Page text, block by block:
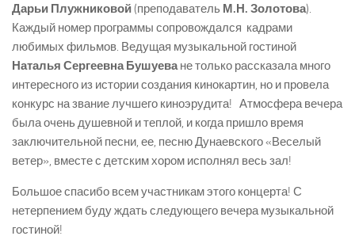
Дарьи Плужниковой(преподаватель М.Н. Золотова).
Каждый номер программы сопровождался кадрами
любимых фильмов. Ведущая музыкальной гостиной
Наталья Сергеевна Бушуева не только рассказала много
интересного из истории создания кинокартин, но и провела
конкурс на звание лучшего киноэрудита! Атмосфера вечера
была очень душевной и теплой, и когда пришло время
заключительной песни, ее, песню Дунаевского «Веселый
ветер», вместе с детским хором исполнял весь зал!
Большое спасибо всем участникам этого концерта! С
нетерпением буду ждать следующего вечера музыкальной
гостиной!